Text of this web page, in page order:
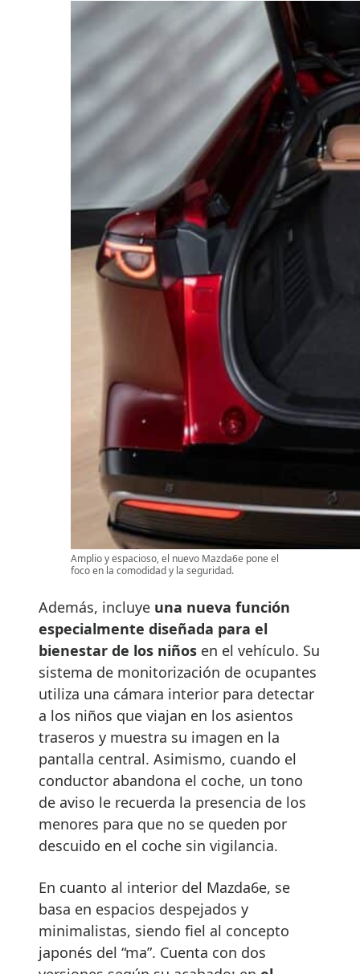
Amplio y espacioso, el nuevo Mazda6e pone el
foco en la comodidad y la seguridad.
Además, incluye una nueva función
especialmente diseñada para el
bienestar de los niños en el vehículo. Su
sistema de monitorización de ocupantes
utiliza una cámara interior para detectar
a los niños que viajan en los asientos
traseros y muestra su imagen en la
pantalla central. Asimismo, cuando el
conductor abandona el coche, un tono
de aviso le recuerda la presencia de los
menores para que no se queden por
descuido en el coche sin vigilancia.
En cuanto al interior del Mazda6e, se
basa en espacios despejados y
minimalistas, siendo fiel al concepto
japonés del “ma”. Cuenta con dos